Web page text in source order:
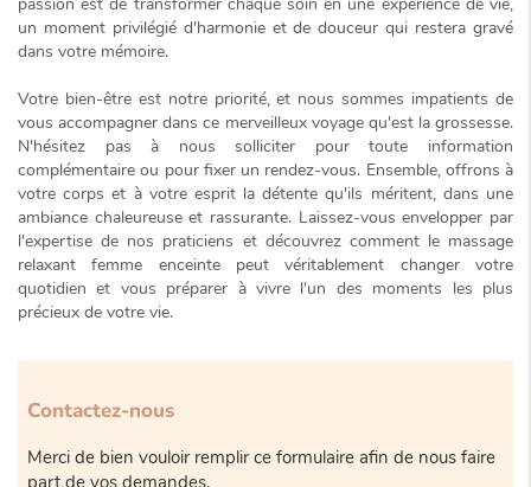
un moment privilégié d'harmonie et de douceur qui restera gravé
dans votre mémoire.
Votre bien-être est notre priorité, et nous sommes impatients de
vous accompagner dans ce merveilleux voyage qu'est la grossesse.
N'hésitez pas à nous solliciter pour toute information
complémentaire ou pour fixer un rendez-vous. Ensemble, offrons à
votre corps et à votre esprit la détente qu'ils méritent, dans une
ambiance chaleureuse et rassurante. Laissez-vous envelopper par
l'expertise de nos praticiens et découvrez comment le massage
relaxant femme enceintepeut véritablement changer votre
quotidien et vous préparer à vivre l'un des moments les plus
précieux de votre vie.
Contactez-nous
Merci de bien vouloir remplir ce formulaire afin de nous faire
part de vos demandes.